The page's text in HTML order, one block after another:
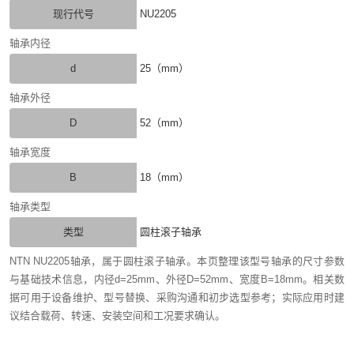
现行代号 NU2205
轴承内径
d 25（mm）
轴承外径
D 52（mm）
轴承宽度
B 18（mm）
轴承类型
类型 圆柱滚子轴承
NTN NU2205轴承，属于圆柱滚子轴承。本页整理该型号轴承的尺寸参数
与基础技术信息，内径d=25mm、外径D=52mm、宽度B=18mm。相关数
据可用于设备维护、型号替换、采购沟通和初步选型参考；实际应用时建
议结合载荷、转速、安装空间和工况要求确认。